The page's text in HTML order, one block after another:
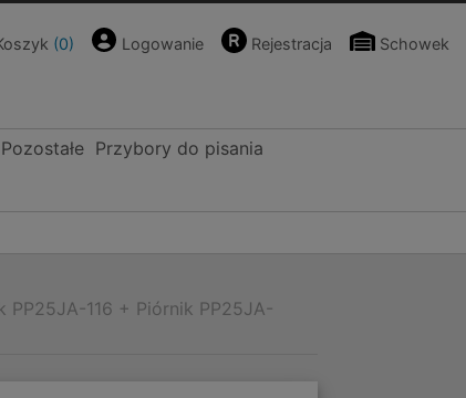
(0) Logowanie Rejestracja Schowek
Pozostałe Przybory do pisania
PP25JA-116 + Piórnik PP25JA-